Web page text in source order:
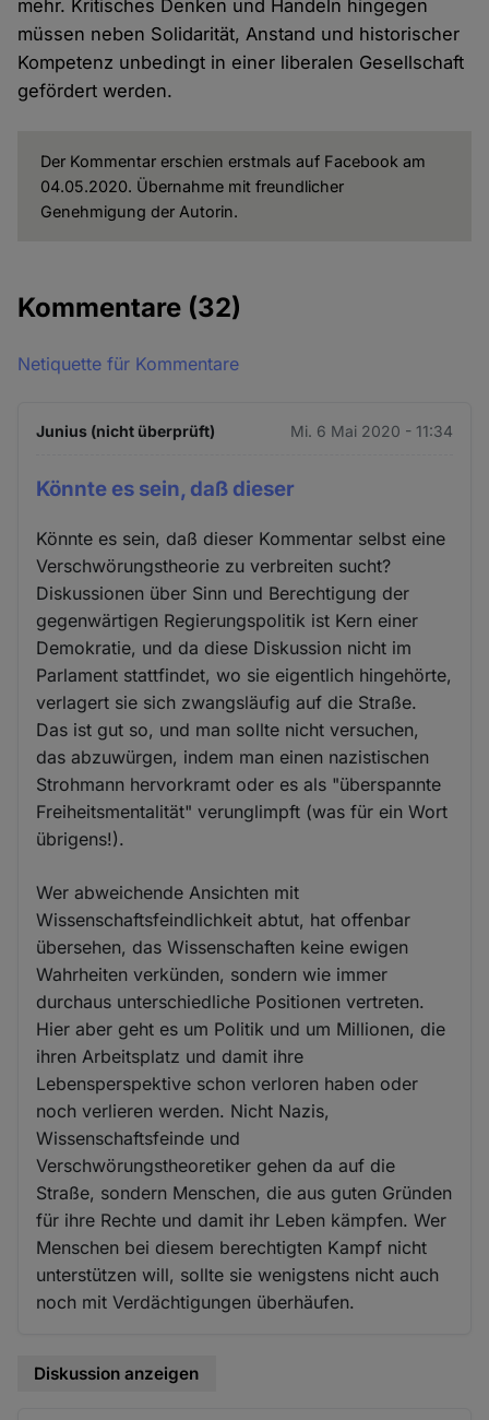
mehr. Kritisches Denken und Handeln hingegen
müssen neben Solidarität, Anstand und historischer
Kompetenz unbedingt in einer liberalen Gesellschaft
gefördert werden.
Der Kommentar erschien erstmals auf Facebook am
04.05.2020. Übernahme mit freundlicher
Genehmigung der Autorin.
Kommentare (32)
Netiquette für Kommentare
Junius (nicht überprüft) Mi. 6 Mai 2020 - 11:34
Könnte es sein, daß dieser
Könnte es sein, daß dieser Kommentar selbst eine
Verschwörungstheorie zu verbreiten sucht?
Diskussionen über Sinn und Berechtigung der
gegenwärtigen Regierungspolitik ist Kern einer
Demokratie, und da diese Diskussion nicht im
Parlament stattfindet, wo sie eigentlich hingehörte,
verlagert sie sich zwangsläufig auf die Straße.
Das ist gut so, und man sollte nicht versuchen,
das abzuwürgen, indem man einen nazistischen
Strohmann hervorkramt oder es als "überspannte
Freiheitsmentalität" verunglimpft (was für ein Wort
übrigens!).
Wer abweichende Ansichten mit
Wissenschaftsfeindlichkeit abtut, hat offenbar
übersehen, das Wissenschaften keine ewigen
Wahrheiten verkünden, sondern wie immer
durchaus unterschiedliche Positionen vertreten.
Hier aber geht es um Politik und um Millionen, die
ihren Arbeitsplatz und damit ihre
Lebensperspektive schon verloren haben oder
noch verlieren werden. Nicht Nazis,
Wissenschaftsfeinde und
Verschwörungstheoretiker gehen da auf die
Straße, sondern Menschen, die aus guten Gründen
für ihre Rechte und damit ihr Leben kämpfen. Wer
Menschen bei diesem berechtigten Kampf nicht
unterstützen will, sollte sie wenigstens nicht auch
noch mit Verdächtigungen überhäufen.
Diskussion anzeigen